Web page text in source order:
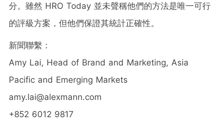
分。雖然 HRO Today 並未聲稱他們的方法是唯一可行
的評級方案，但他們保證其統計正確性。
新聞聯繫：
Amy Lai, Head of Brand and Marketing, Asia
Pacific and Emerging Markets
amy.lai@alexmann.com
+852 6012 9817